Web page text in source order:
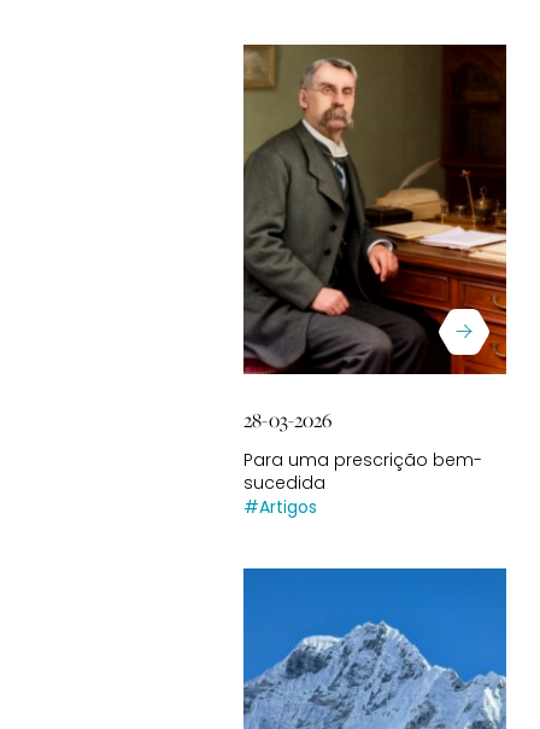
28-03-2026
Para uma prescrição bem-
sucedida
#Artigos